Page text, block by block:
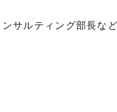
サルティング部長な